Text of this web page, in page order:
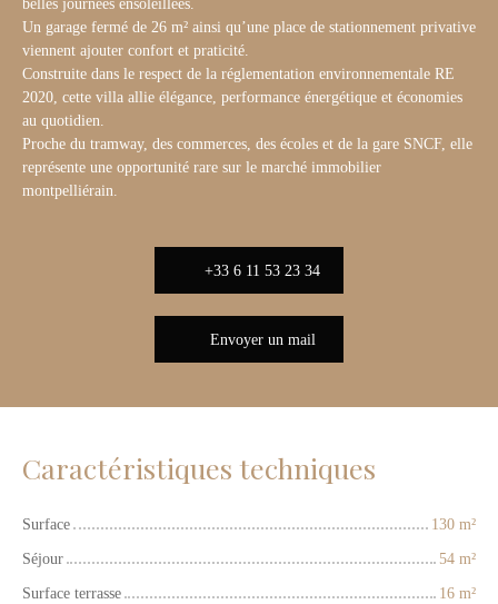
Un garage fermé de 26 m² ainsi qu’une place de stationnement privative
viennent ajouter confort et praticité.
Construite dans le respect de la réglementation environnementale RE
2020, cette villa allie élégance, performance énergétique et économies
au quotidien.
Proche du tramway, des commerces, des écoles et de la gare SNCF, elle
représente une opportunité rare sur le marché immobilier
montpelliérain.
+33 6 11 53 23 34
Envoyer un mail
Caractéristiques techniques
Surface 130 m²
Séjour
54 m²
Surface terrasse
16 m²